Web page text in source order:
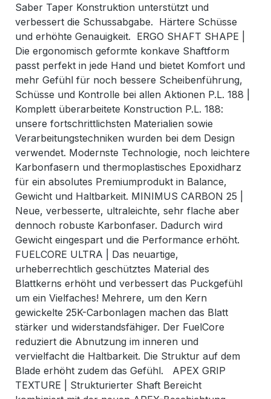
Saber Taper Konstruktion unterstützt und
verbessert die Schussabgabe. Härtere Schüsse
und erhöhte Genauigkeit. ERGO SHAFT SHAPE |
Die ergonomisch geformte konkave Shaftform
passt perfekt in jede Hand und bietet Komfort und
mehr Gefühl für noch bessere Scheibenführung,
Schüsse und Kontrolle bei allen Aktionen P.L. 188 |
Komplett überarbeitete Konstruction P.L. 188:
unsere fortschrittlichsten Materialien sowie
Verarbeitungstechniken wurden bei dem Design
verwendet. Modernste Technologie, noch leichtere
Karbonfasern und thermoplastisches Epoxidharz
für ein absolutes Premiumprodukt in Balance,
Gewicht und Haltbarkeit. MINIMUS CARBON 25 |
Neue, verbesserte, ultraleichte, sehr flache aber
dennoch robuste Karbonfaser. Dadurch wird
Gewicht eingespart und die Performance erhöht.
FUELCORE ULTRA | Das neuartige,
urheberrechtlich geschütztes Material des
Blattkerns erhöht und verbessert das Puckgefühl
um ein Vielfaches! Mehrere, um den Kern
gewickelte 25K-Carbonlagen machen das Blatt
stärker und widerstandsfähiger. Der FuelCore
reduziert die Abnutzung im inneren und
vervielfacht die Haltbarkeit. Die Struktur auf dem
Blade erhöht zudem das Gefühl. APEX GRIP
TEXTURE | Strukturierter Shaft Bereicht